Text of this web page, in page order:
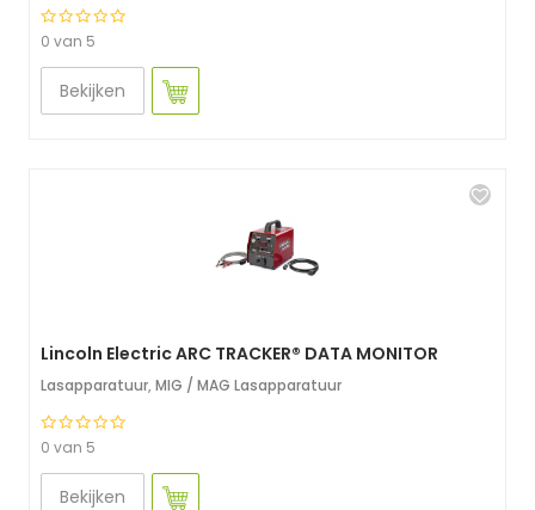
0 van 5
Bekijken
Lincoln Electric ARC TRACKER® DATA MONITOR
Lasapparatuur, MIG / MAG Lasapparatuur
0 van 5
Bekijken